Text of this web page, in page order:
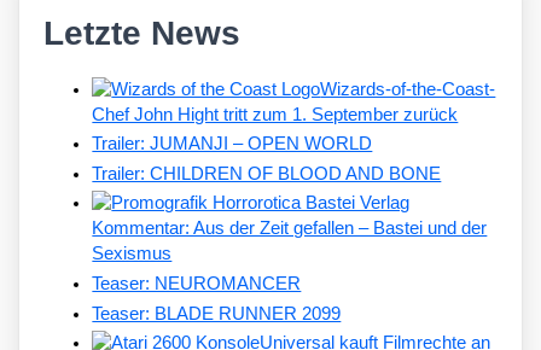
Letzte News
Wizards-of-the-Coast-
Chef John Hight tritt zum 1. September zurück
Trailer: JUMANJI – OPEN WORLD
Trailer: CHILDREN OF BLOOD AND BONE
Kommentar: Aus der Zeit gefallen – Bastei und der
Sexismus
Teaser: NEUROMANCER
Teaser: BLADE RUNNER 2099
Universal kauft Filmrechte an